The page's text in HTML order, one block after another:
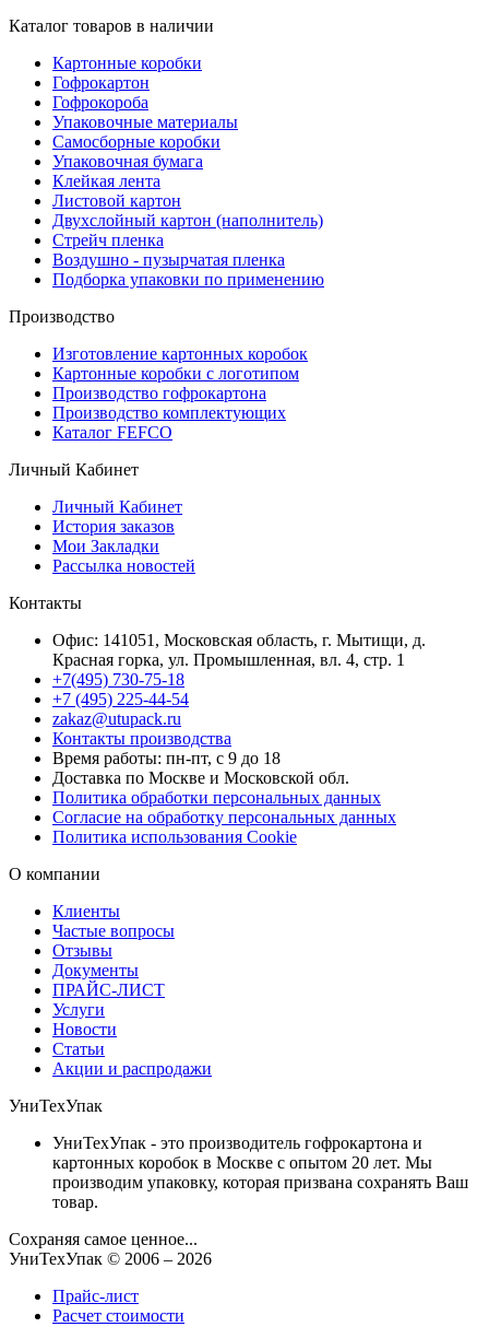
Каталог товаров в наличии
Картонные коробки
Гофрокартон
Гофрокороба
Упаковочные материалы
Самосборные коробки
Упаковочная бумага
Клейкая лента
Листовой картон
Двухслойный картон (наполнитель)
Стрейч пленка
Воздушно - пузырчатая пленка
Подборка упаковки по применению
Производство
Изготовление картонных коробок
Картонные коробки с логотипом
Производство гофрокартона
Производство комплектующих
Каталог FEFCO
Личный Кабинет
Личный Кабинет
История заказов
Мои Закладки
Рассылка новостей
Контакты
Офис: 141051, Московская область, г. Мытищи, д.
Красная горка, ул. Промышленная, вл. 4, стр. 1
+7(495) 730-75-18
+7 (495) 225-44-54
zakaz@utupack.ru
Контакты производства
Время работы: пн-пт, с 9 до 18
Доставка по Москве и Московской обл.
Политика обработки персональных данных
Согласие на обработку персональных данных
Политика использования Cookie
О компании
Клиенты
Частые вопросы
Отзывы
Документы
ПРАЙС-ЛИСТ
Услуги
Новости
Статьи
Акции и распродажи
УниТехУпак
УниТехУпак - это производитель гофрокартона и
картонных коробок в Москве с опытом 20 лет. Мы
производим упаковку, которая призвана сохранять Ваш
товар.
Сохраняя самое ценное...
УниТехУпак © 2006 – 2026
Прайс-лист
Расчет стоимости